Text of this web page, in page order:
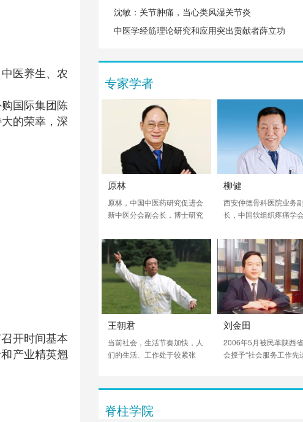
医养生、农
国际集团陈
的荣幸，深
开时间基本
产业精英翘
沈敏：关节肿痛，当心类风湿关节炎
中医学经筋理论研究和应用突出贡献者薛立功
专家学者
原林
原林，中国中医药研究促进会
新中医分会副会长，博士研究
剖学系教授、广东省解剖学会
副理事长，解剖学报编委，卫
生部教材评审委员会委员，兼
任深圳大学医学院解剖与组织
胚胎教研室主任，中华医药科
学院南京新中医学研究院副院
长。是我国为数不多的研究利
用各种特种针具进行临床治疗
的解剖学家。在国际上首次提
出并创立筋膜学。
柳健
西安仲德骨科医院业务
长，中国软组织疼痛学
骨科专业委员会常委，
医学会疼痛学会常委，
脊柱讲师团创始人之一
近40年，微创手术治疗
突出、颈椎病超二万例
养了全国5000余位专科
生。
王朝君
当前社会，生活节奏加快，人
们的生活、工作处于较紧张
太慢！会产生这样的认识误
区。通过几十年修炼太极的体
悟和总结写出了《别太极》一
刘金田
2006年5月被民革陕西
会授予“社会服务工作先
作先进个人”荣誉称号。
脊柱学院